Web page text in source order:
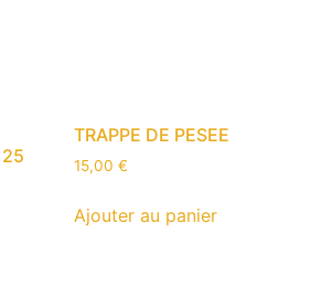
25
TRAPPE DE PESEE
15,00 €
Ajouter au panier